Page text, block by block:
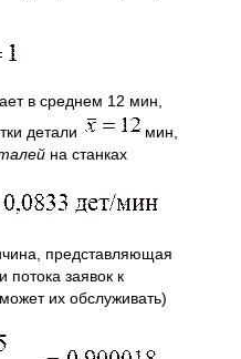
в среднем 12 мин,
детали
мин,
на станках
представляющая
потока заявок к
их обслуживать)